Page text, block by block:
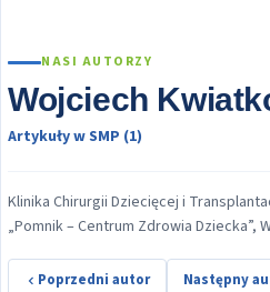
NASI AUTORZY
Wojciech
Artykuły w SMP (1)
Klinika Chirurgii Dziecięcej i
„Pomnik – Centrum Zdrowia Dziecka”,
Poprzedni autor Następny